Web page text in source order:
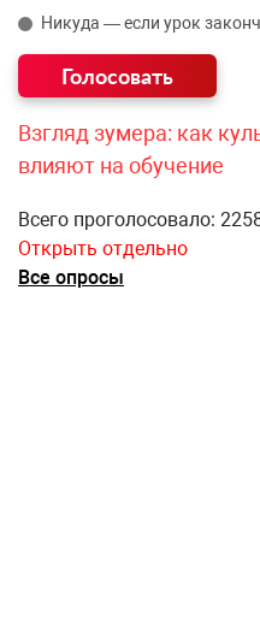
Никуда — если урок
Взгляд зумера: как
влияют на обучение
Всего проголосовало:
Открыть отдельно
Все опросы